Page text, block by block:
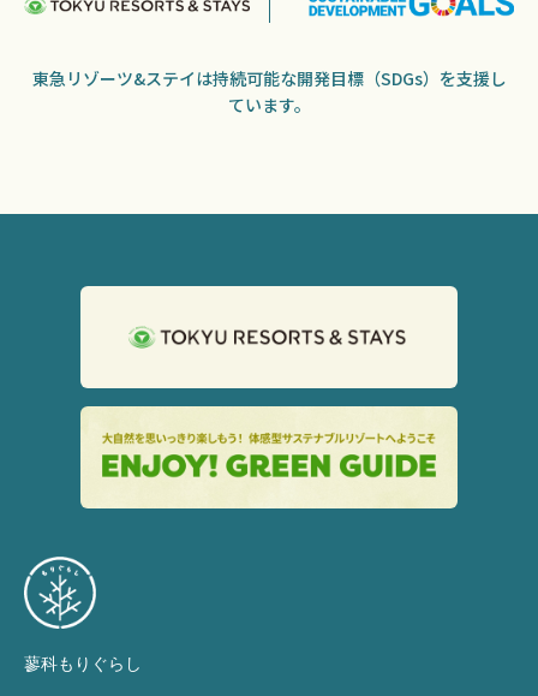
東急リゾーツ&ステイは持続可能な開発目標（SDGs）を支援し
ています。
蓼科もりぐらし